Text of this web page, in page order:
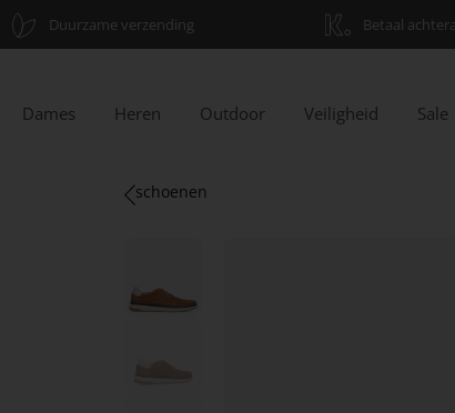
Duurzame verzending Betaal
Dames Heren Outdoor Veiligheid Sale
schoenen